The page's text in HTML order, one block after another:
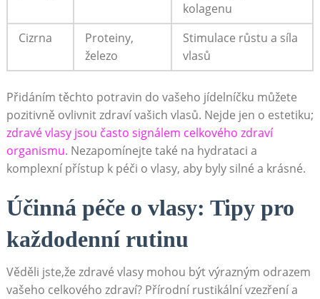
kolagenu
Cizrna
Proteiny,
železo
Stimulace růstu a síla
vlasů
Přidáním těchto potravin do vašeho jídelníčku můžete
pozitivně ovlivnit zdraví vašich vlasů. Nejde jen o estetiku;
zdravé vlasy jsou často signálem celkového zdraví
organismu. Nezapomínejte také na hydrataci a
komplexní přístup k péči o vlasy, aby byly silné a krásné.
Účinná péče o vlasy: Tipy pro
každodenní rutinu
Věděli jste,že zdravé vlasy mohou být výrazným odrazem
vašeho celkového zdraví? Přírodní rustikální vzezření a